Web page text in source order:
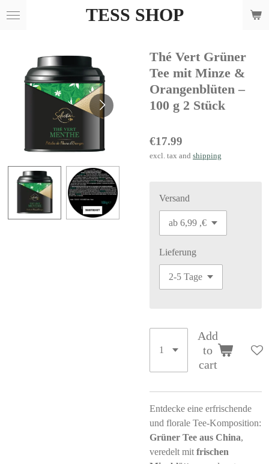
Skip
content
TESS SHOP
Thé Vert Grüner
Tee mit Minze &
Orangenblüten –
100 g 2 Stück
€17.99
excl. tax and shipping
Versand
Lieferung
Add
to
cart
Entdecke eine erfrischende
und florale Tee-Komposition:
Grüner Tee aus China,
veredelt mit frischen